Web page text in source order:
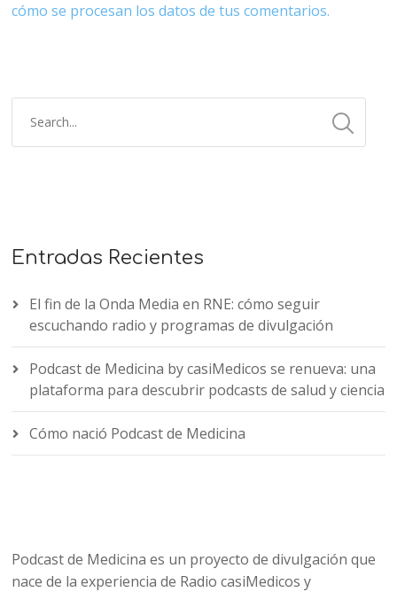
cómo se procesan los datos de tus comentarios.
Entradas Recientes
El fin de la Onda Media en RNE: cómo seguir
escuchando radio y programas de divulgación
Podcast de Medicina by casiMedicos se renueva: una
plataforma para descubrir podcasts de salud y ciencia
Cómo nació Podcast de Medicina
Podcast de Medicina es un proyecto de divulgación que
nace de la experiencia de Radio casiMedicos y